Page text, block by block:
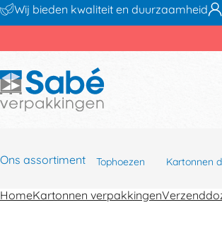
Wij bieden kwaliteit en duurzaamheid
Ons assortiment Tophoezen Kartonnen
HomeKartonnen verpakkingen